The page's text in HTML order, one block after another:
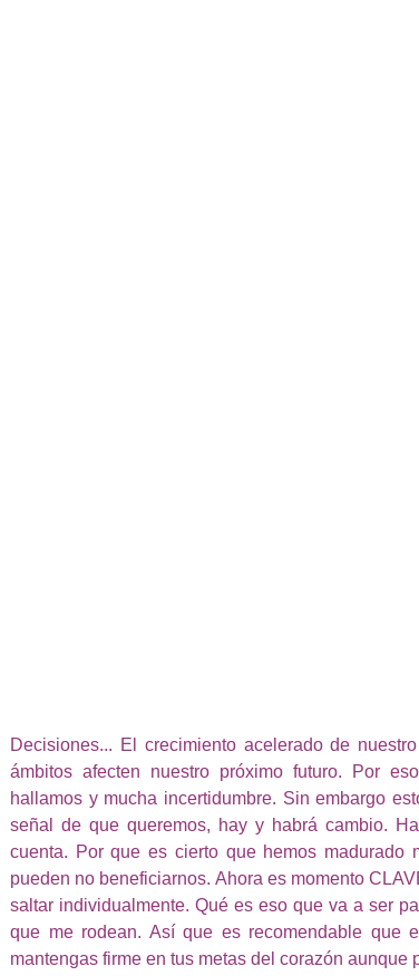
Decisiones... El crecimiento acelerado de
ámbitos afecten nuestro próximo futuro. Por
hallamos y mucha incertidumbre. Sin embargo
señal de que queremos, hay y habrá cambio.
cuenta. Por que es cierto que hemos
pueden no beneficiarnos. Ahora es momento
saltar individualmente. Qué es eso que va a ser
que me rodean. Así que es recomendable que
mantengas firme en tus metas del corazón aunque